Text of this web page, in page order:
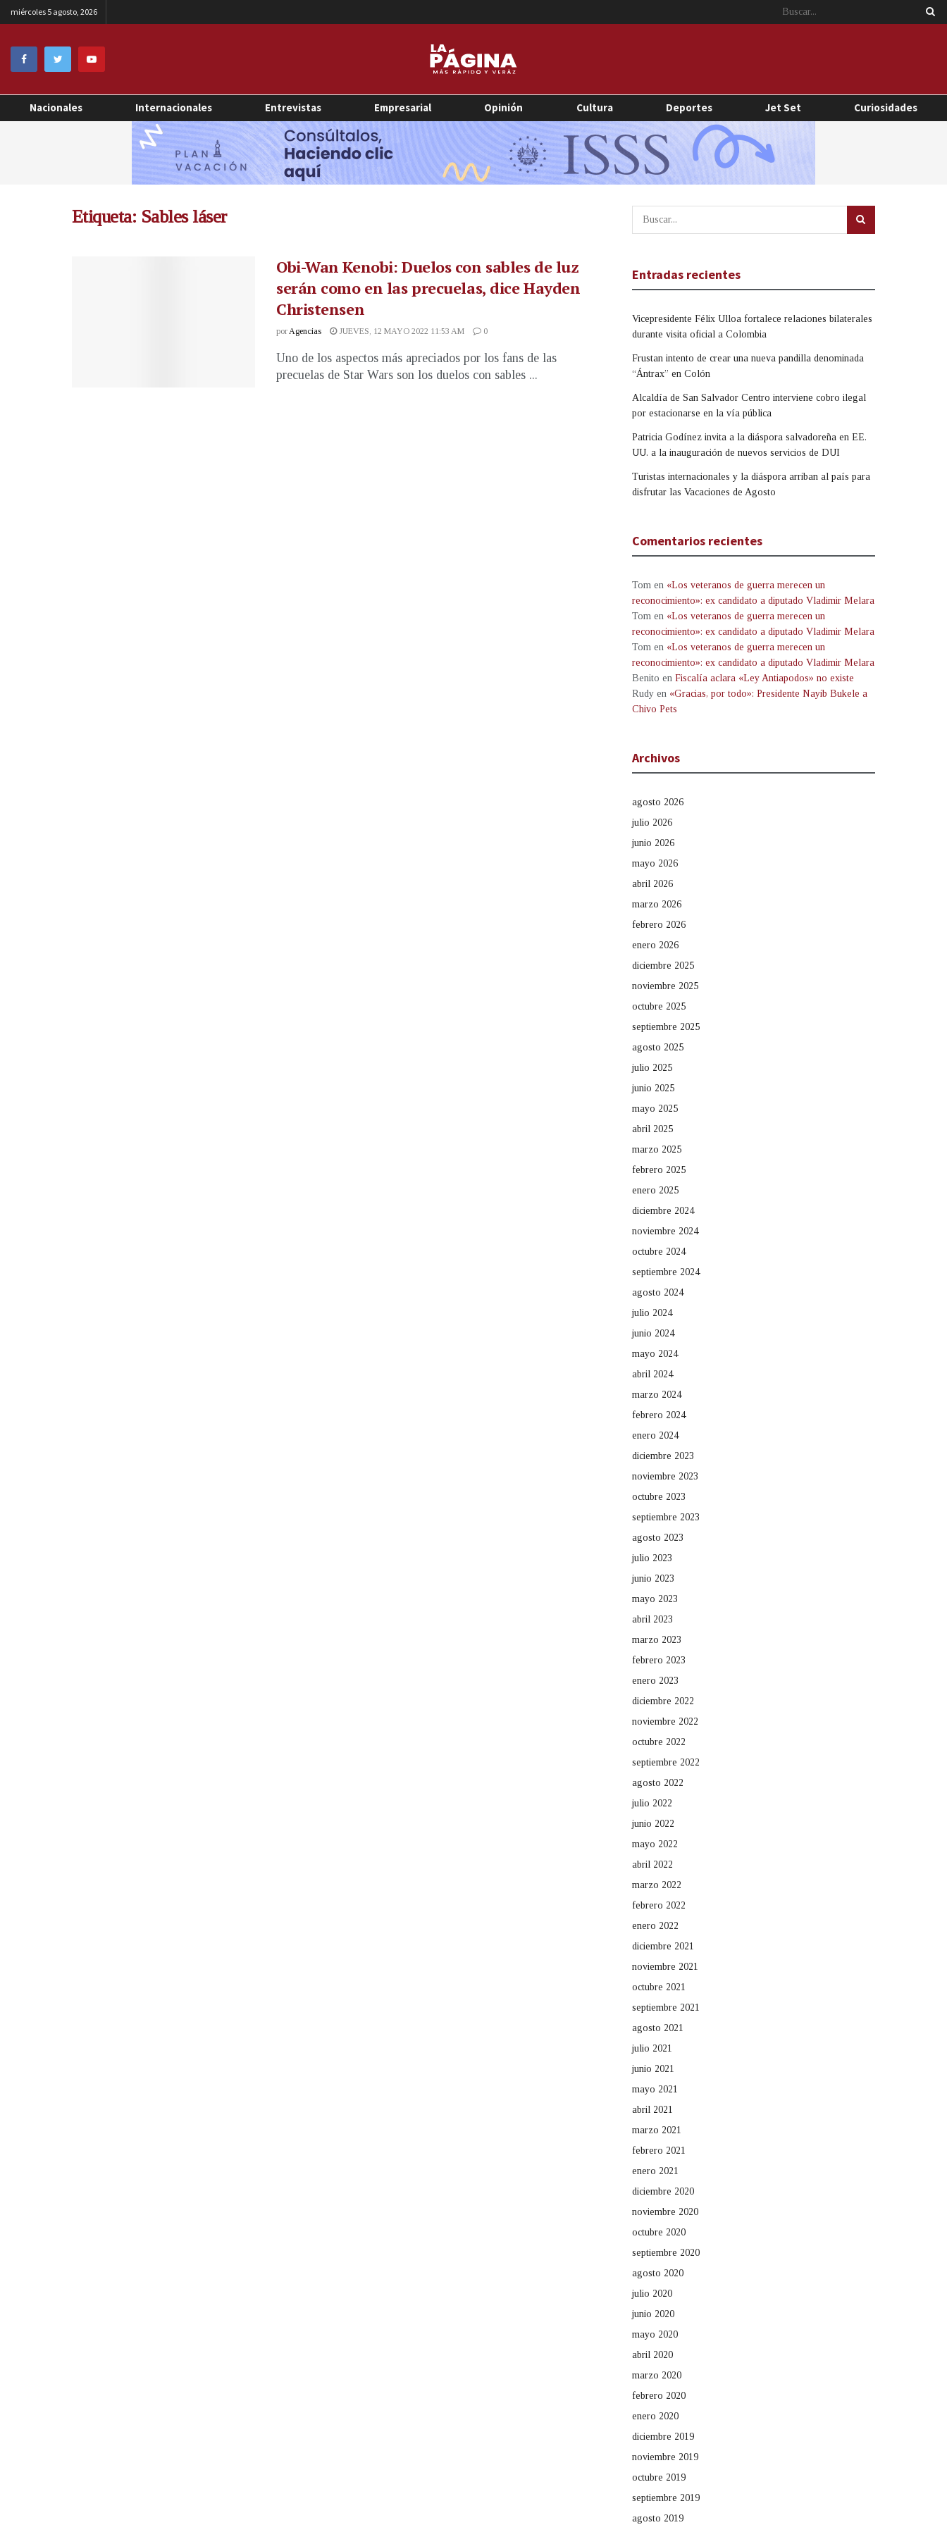
miércoles 5 agosto, 2026
Nacionales Internacionales Entrevistas Empresarial Opinión Cultura Deportes Jet Set Curiosidades
Etiqueta: Sables láser
Obi-Wan Kenobi: Duelos con sables de luz
serán como en las precuelas, dice Hayden
Christensen
porAgencias JUEVES, 12 MAYO 2022 11:53 AM 0
Uno de los aspectos más apreciados por los fans de las
precuelas de Star Wars son los duelos con sables ...
Entradas recientes
Vicepresidente Félix Ulloa fortalece relaciones bilaterales
durante visita oficial a Colombia
Frustan intento de crear una nueva pandilla denominada
“Ántrax” en Colón
Alcaldía de San Salvador Centro interviene cobro ilegal
por estacionarse en la vía pública
Patricia Godínez invita a la diáspora salvadoreña en EE.
UU. a la inauguración de nuevos servicios de DUI
Turistas internacionales y la diáspora arriban al país para
disfrutar las Vacaciones de Agosto
Comentarios recientes
Tom en «Los veteranos de guerra merecen un
reconocimiento»: ex candidato a diputado Vladimir Melara
Tom en «Los veteranos de guerra merecen un
reconocimiento»: ex candidato a diputado Vladimir Melara
Tom en «Los veteranos de guerra merecen un
reconocimiento»: ex candidato a diputado Vladimir Melara
Benito en Fiscalía aclara «Ley Antiapodos» no existe
Rudy en «Gracias, por todo»: Presidente Nayib Bukele a
Chivo Pets
Archivos
agosto 2026
julio 2026
junio 2026
mayo 2026
abril 2026
marzo 2026
febrero 2026
enero 2026
diciembre 2025
noviembre 2025
octubre 2025
septiembre 2025
agosto 2025
julio 2025
junio 2025
mayo 2025
abril 2025
marzo 2025
febrero 2025
enero 2025
diciembre 2024
noviembre 2024
octubre 2024
septiembre 2024
agosto 2024
julio 2024
junio 2024
mayo 2024
abril 2024
marzo 2024
febrero 2024
enero 2024
diciembre 2023
noviembre 2023
octubre 2023
septiembre 2023
agosto 2023
julio 2023
junio 2023
mayo 2023
abril 2023
marzo 2023
febrero 2023
enero 2023
diciembre 2022
noviembre 2022
octubre 2022
septiembre 2022
agosto 2022
julio 2022
junio 2022
mayo 2022
abril 2022
marzo 2022
febrero 2022
enero 2022
diciembre 2021
noviembre 2021
octubre 2021
septiembre 2021
agosto 2021
julio 2021
junio 2021
mayo 2021
abril 2021
marzo 2021
febrero 2021
enero 2021
diciembre 2020
noviembre 2020
octubre 2020
septiembre 2020
agosto 2020
julio 2020
junio 2020
mayo 2020
abril 2020
marzo 2020
febrero 2020
enero 2020
diciembre 2019
noviembre 2019
octubre 2019
septiembre 2019
agosto 2019